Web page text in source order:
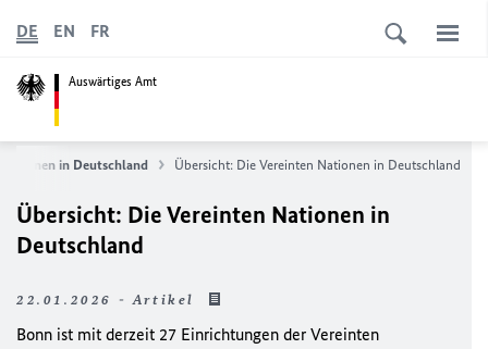
Auswärtiges Amt
DE EN FR
in Deutschland Übersicht: Die Vereinten Nationen in Deutschland
Übersicht: Die Vereinten Nationen in
Deutschland
22.01.2026 - Artikel
Bonn ist mit derzeit 27 Einrichtungen der Vereinten